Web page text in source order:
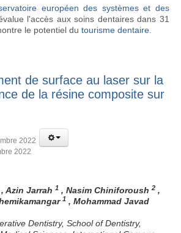
européen des systèmes et des
l'accès aux soins dentaires dans 31
le potentiel du tourisme dentaire
de surface au laser sur la
de la résine composite sur
2022
2022
, Azin Jarrah 1 , Nasim Chiniforoush 2 ,
1 , Mohammad Javad
Dentistry, School of Dentistry,